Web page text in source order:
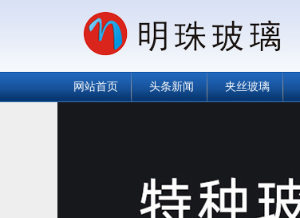
网站首页 头条新闻 夹丝玻璃